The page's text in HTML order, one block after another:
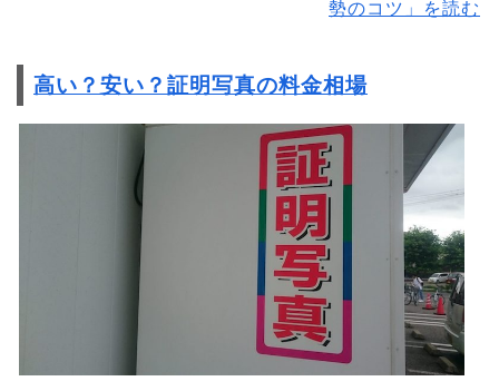
勢のコツ」を読む
高い？安い？証明写真の料金相場